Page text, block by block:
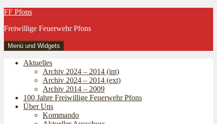
Zum
springen
FF Pfons
Freiwillige Feuerwehr Pfons
Menü und Widgets
Aktuelles
Archiv 2024 – 2014 (int)
Archiv 2024 – 2014 (ext)
Archiv 2014 – 2009
100 Jahre Freiwillige Feuerwehr Pfons
Über Uns
Kommando